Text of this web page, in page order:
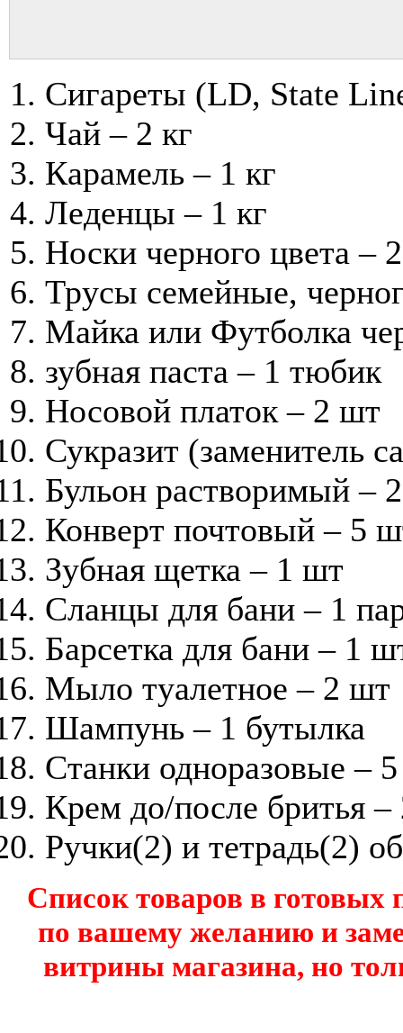
Сигареты (LD, State
Чай – 2 кг
Карамель – 1 кг
Леденцы – 1 кг
Носки черного цвета –
Трусы семейные,
Майка или Футболка
зубная паста – 1 тюбик
Носовой платок – 2 шт
Сукразит (заменитель
Бульон растворимый –
Конверт почтовый – 5
Зубная щетка – 1 шт
Сланцы для бани – 1
Барсетка для бани – 1
Мыло туалетное – 2 шт
Шампунь – 1 бутылка
Станки одноразовые –
Крем до/после бритья
Ручки(2) и тетрадь(2)
Список товаров в
по вашему желанию и
витрины магазина, но